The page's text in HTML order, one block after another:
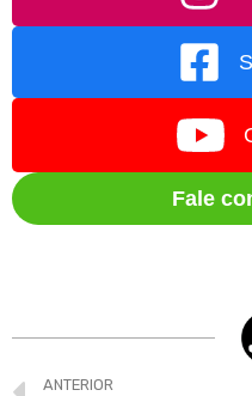
Fale
ANTERIOR